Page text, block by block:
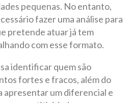
pequenas. No entanto,
fazer uma análise para
pretende atuar já tem
com esse formato.
identificar quem são
fortes e fracos, além do
apresentar um diferencial e